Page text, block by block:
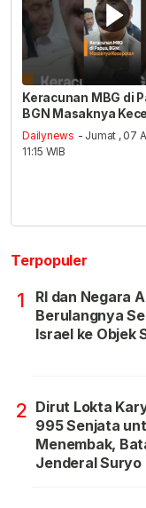
Keracunan MBG di
BGN Masaknya
Dailynews - Jumat , 07
11:15 WIB
Terpopuler
1
RI dan Negara
Berulangnya
Israel ke Objek
2 Dirut Lokta
995 Senjata
Menembak,
Jenderal Suryo